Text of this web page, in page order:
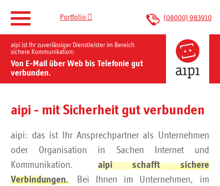
(08000) 983910
Portfolio 
aipi ist Ihr zuverlässiger Dienstleister im Bereich
sichere Kommunikation:
Von E-Mail über Web bis Telefonie gut
verbunden.
aipi verbindet.
IT-Sicherheit
Kontakt
aipi - mit Sicherheit gut verbunden
aipi: das ist Ihr Ansprechpartner als Unternehmen
oder Organisation in Sachen Internet und
Kommunikation.
aipi schafft sichere
Verbindungen.
Bei Ihnen im Unternehmen, im